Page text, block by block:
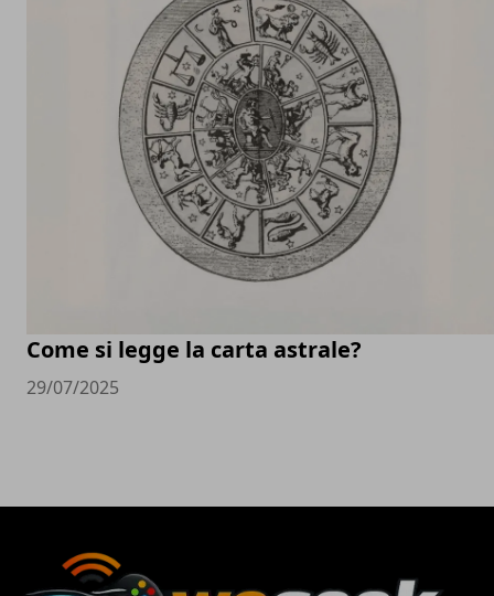
Come si legge la carta astrale?
29/07/2025